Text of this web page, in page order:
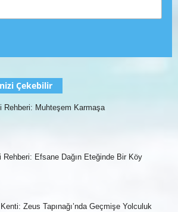
Çekebilir
Rehberi: Muhteşem Karmaşa
Rehberi: Efsane Dağın Eteğinde Bir Köy
Zeus Tapınağı’nda Geçmişe Yolculuk